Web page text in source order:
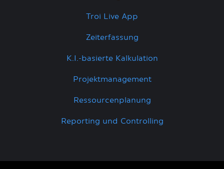
Troi Live App
Zeiterfassung
K.I.-basierte Kalkulation
Projektmanagement
Ressourcenplanung
Reporting und Controlling